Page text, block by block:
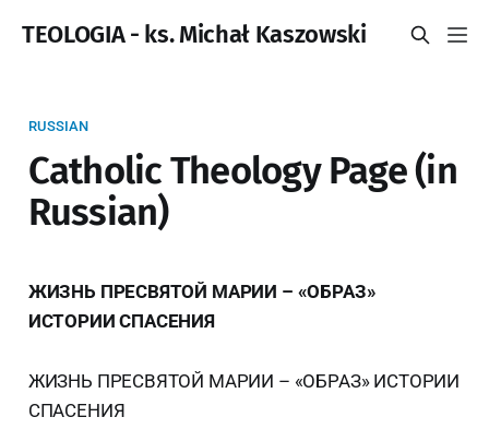
TEOLOGIA - ks. Michał Kaszowski
RUSSIAN
Catholic Theology Page (in
Russian)
ЖИЗНЬ ПРЕСВЯТОЙ МАРИИ – «ОБРАЗ»
ИСТОРИИ СПАСЕНИЯ
ЖИЗНЬ ПРЕСВЯТОЙ МАРИИ – «ОБРАЗ» ИСТОРИИ
СПАСЕНИЯ